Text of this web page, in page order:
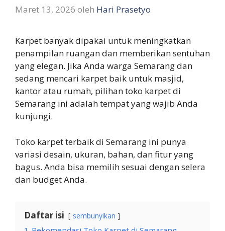
Maret 13, 2026 oleh Hari Prasetyo
Karpet banyak dipakai untuk meningkatkan
penampilan ruangan dan memberikan sentuhan
yang elegan. Jika Anda warga Semarang dan
sedang mencari karpet baik untuk masjid,
kantor atau rumah, pilihan toko karpet di
Semarang ini adalah tempat yang wajib Anda
kunjungi.
Toko karpet terbaik di Semarang ini punya
variasi desain, ukuran, bahan, dan fitur yang
bagus. Anda bisa memilih sesuai dengan selera
dan budget Anda.
Daftar isi sembunyikan